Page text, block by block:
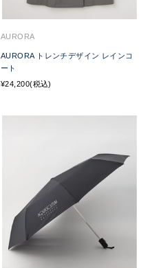
AURORA
AURORA トレンチデザイン レインコ
ート
¥24,200(税込)